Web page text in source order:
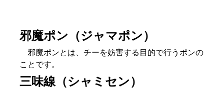
邪魔ポン（ジャマポン）
邪魔ポンとは、チーを妨害する目的で行うポンの
ことです。
三味線（シャミセン）